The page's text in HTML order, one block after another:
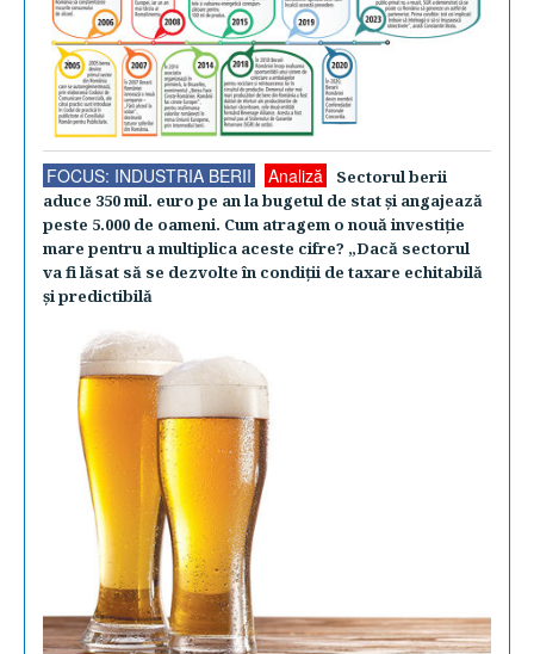
FOCUS: INDUSTRIA BERII Analiză
Sectorul berii
aduce 350 mil. euro pe an la bugetul de stat şi angajează
peste 5.000 de oameni. Cum atragem o nouă investiţie
mare pentru a multiplica aceste cifre? „Dacă sectorul
va fi lăsat să se dezvolte în condiţii de taxare echitabilă
şi predictibilă